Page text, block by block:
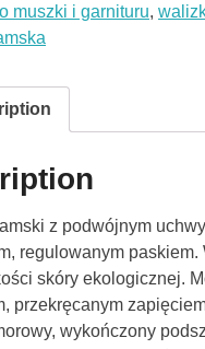
muszki i garnituru,
z podwójnym
regulowanym paskiem.
skóry ekologicznej.
przekręcanym
wykończony